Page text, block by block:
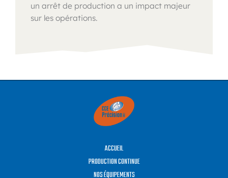
un arrêt de production a un impact majeur
sur les opérations.
ACCUEIL
PRODUCTION CONTINUE
NOS ÉQUIPEMENTS